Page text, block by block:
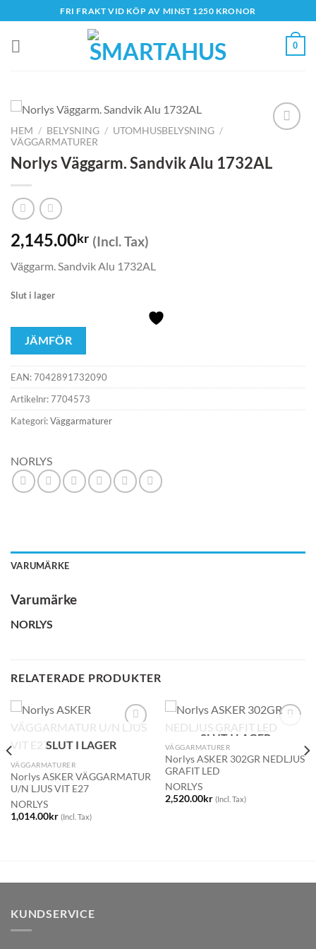
to
content
FRI FRAKT VID KÖP AV MINST 1250 KRONOR
0
HEM / BELYSNING / UTOMHUSBELYSNING /
VÄGGARMATURER
Norlys Väggarm. Sandvik Alu 1732AL
2,145.00kr (Incl. Tax)
Väggarm. Sandvik Alu 1732AL
Slut i lager
JÄMFÖR
EAN:7042891732090
Artikelnr:7704573
Kategori:Väggarmaturer
NORLYS
VARUMÄRKE
Varumärke
NORLYS
RELATERADE PRODUKTER
SLUT I LAGER
VÄGGARMATURER
Norlys ASKER VÄGGARMATUR
U/N LJUS VIT E27
NORLYS
1,014.00kr (Incl. Tax)
SLUT I LAGER
VÄGGARMATURER
Norlys ASKER 302GR NEDLJUS
GRAFIT LED
NORLYS
2,520.00kr (Incl. Tax)
KUNDSERVICE